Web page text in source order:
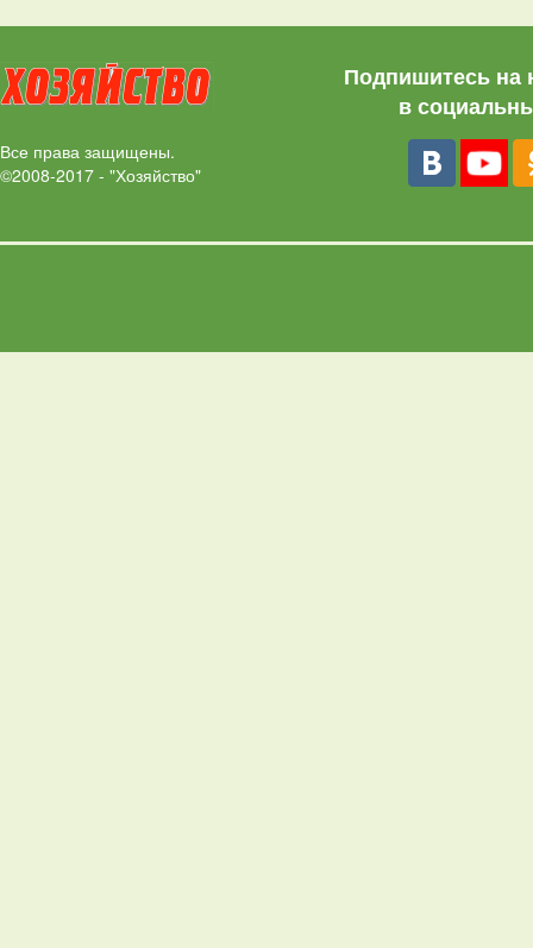
Все права защищены.
©2008-2017 - "Хозяйство"
Подпишитесь на
в